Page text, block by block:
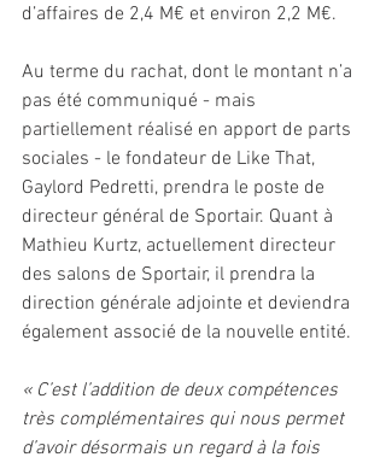
d’affaires de 2,4 M€ et environ 2,2 M€.
Au terme du rachat, dont le montant n’a
pas été communiqué - mais
partiellement réalisé en apport de parts
sociales - le fondateur de Like That,
Gaylord Pedretti, prendra le poste de
directeur général de Sportair. Quant à
Mathieu Kurtz, actuellement directeur
des salons de Sportair, il prendra la
direction générale adjointe et deviendra
également associé de la nouvelle entité.
« C’est l’addition de deux compétences
très complémentaires qui nous permet
d’avoir désormais un regard à la fois